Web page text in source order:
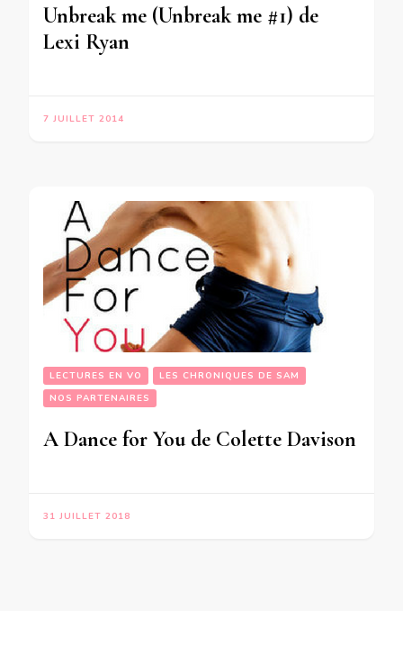
Unbreak me (Unbreak me #1) de
Lexi Ryan
7 JUILLET 2014
LECTURES EN VO
LES CHRONIQUES DE SAM
NOS PARTENAIRES
A Dance for You de Colette Davison
31 JUILLET 2018